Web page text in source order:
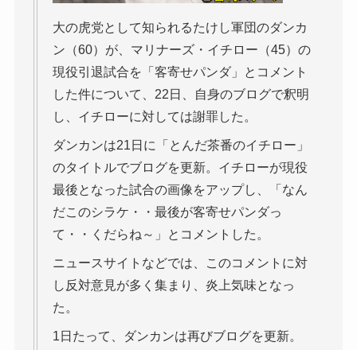
大の虎党として知られるたけし軍団のダンカ
ン（60）が、マリナーズ・イチロー（45）の
現役引退試合を「客寄せパンダ」とコメント
した件について、22日、自身のブログで釈明
し、イチローに対しては謝罪した。
ダンカンは21日に「とんだ茶番のイチロー」
のタイトルでブログを更新。イチローが現役
最後となった試合の画像をアップし、「なん
だこのシラケ・・最後が客寄せパンダっ
て・・くだらね～」とコメントした。
ニュースサイトなどでは、このコメントに対
し反対意見が多く集まり、炎上気味となっ
た。
1日たって、ダンカンは再びブログを更新。